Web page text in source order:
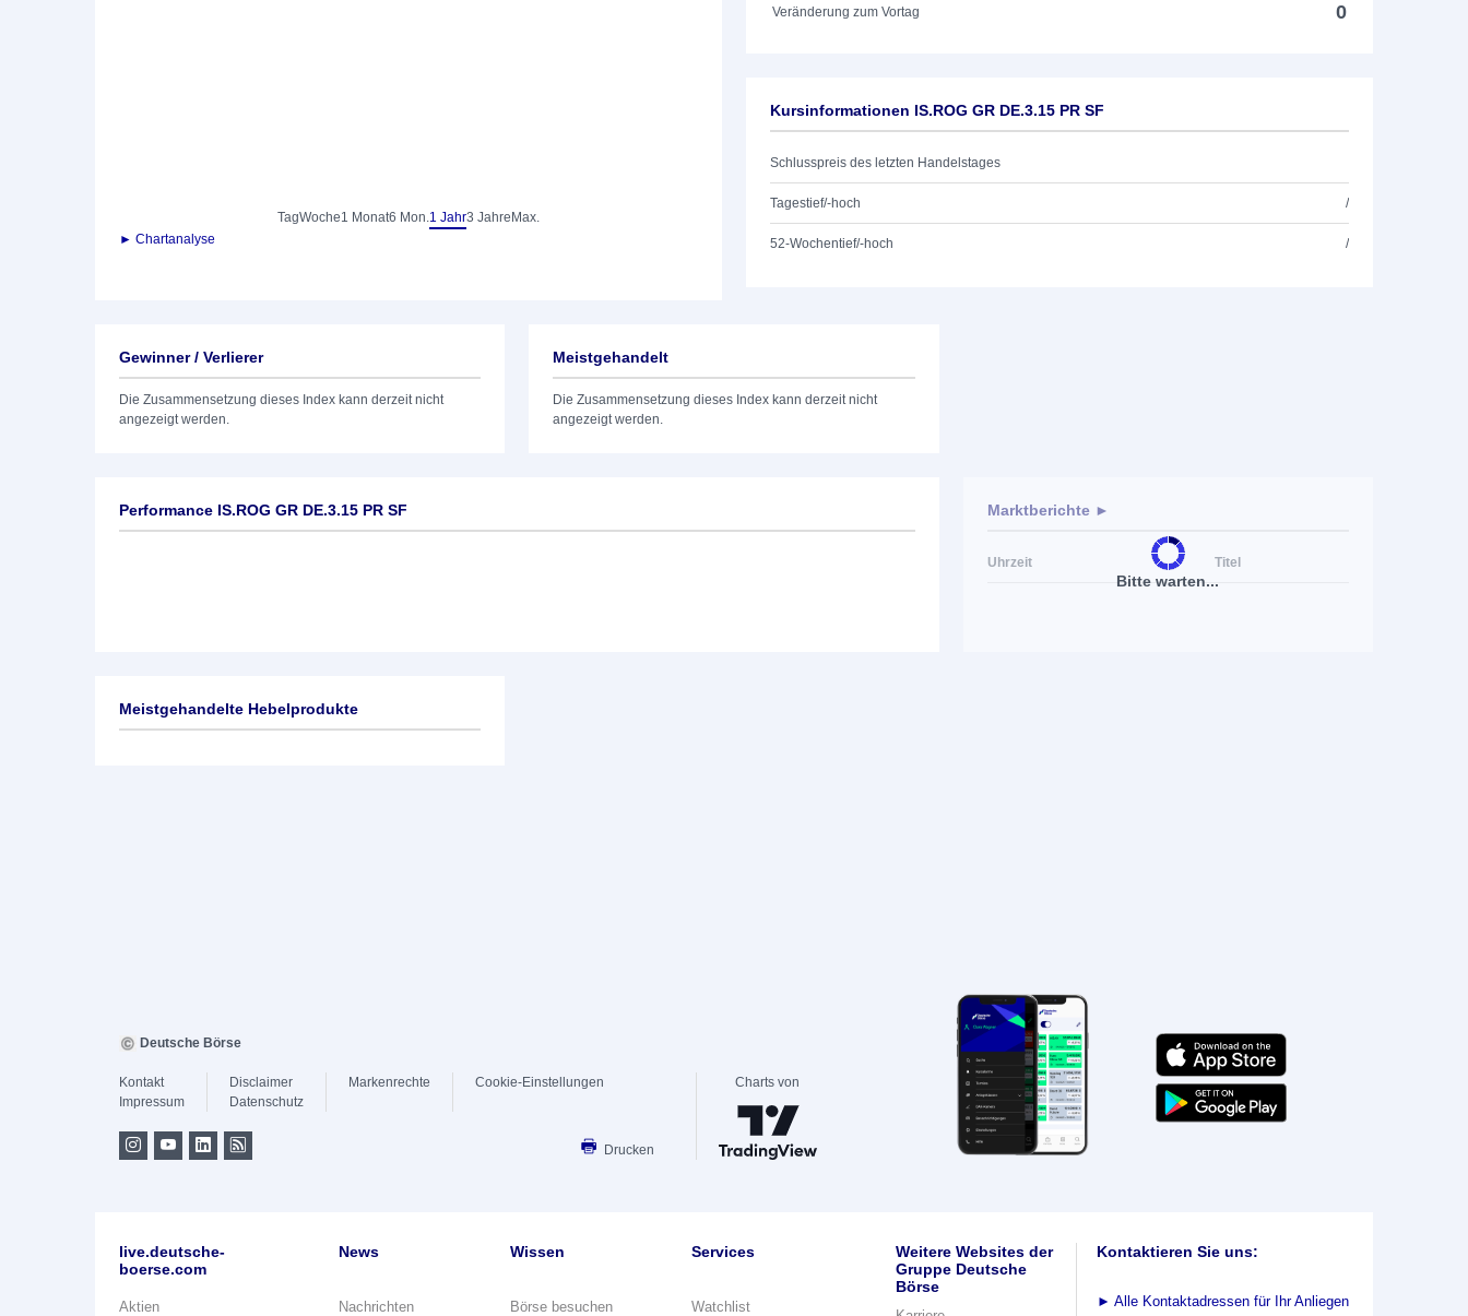
TagWoche1 Monat6 Mon.1 Jahr3 Jahre Max.
► Chartanalyse
Veränderung zum Vortag 0
Kursinformationen IS.ROG GR DE.3.15 PR SF
Schlusspreis des letzten Handelstages
Tagestief/-hoch /
52-Wochentief/-hoch /
Gewinner / Verlierer
Die Zusammensetzung dieses Index kann derzeit nicht
angezeigt werden.
Meistgehandelt
Die Zusammensetzung dieses Index kann derzeit nicht
angezeigt werden.
Performance IS.ROG GR DE.3.15 PR SF
Bitte warten...
Marktberichte ►
Uhrzeit Titel
Meistgehandelte Hebelprodukte
Deutsche Börse
Kontakt
Impressum
Disclaimer
Datenschutz
Markenrechte Cookie-Einstellungen
Drucken
Charts von
live.deutsche-
boerse.com
Aktien
News
Nachrichten
Wissen
Börse besuchen
Services
Watchlist
Weitere Websites der
Gruppe Deutsche
Börse
Kontaktieren Sie uns:
► Alle Kontaktadressen für Ihr Anliegen